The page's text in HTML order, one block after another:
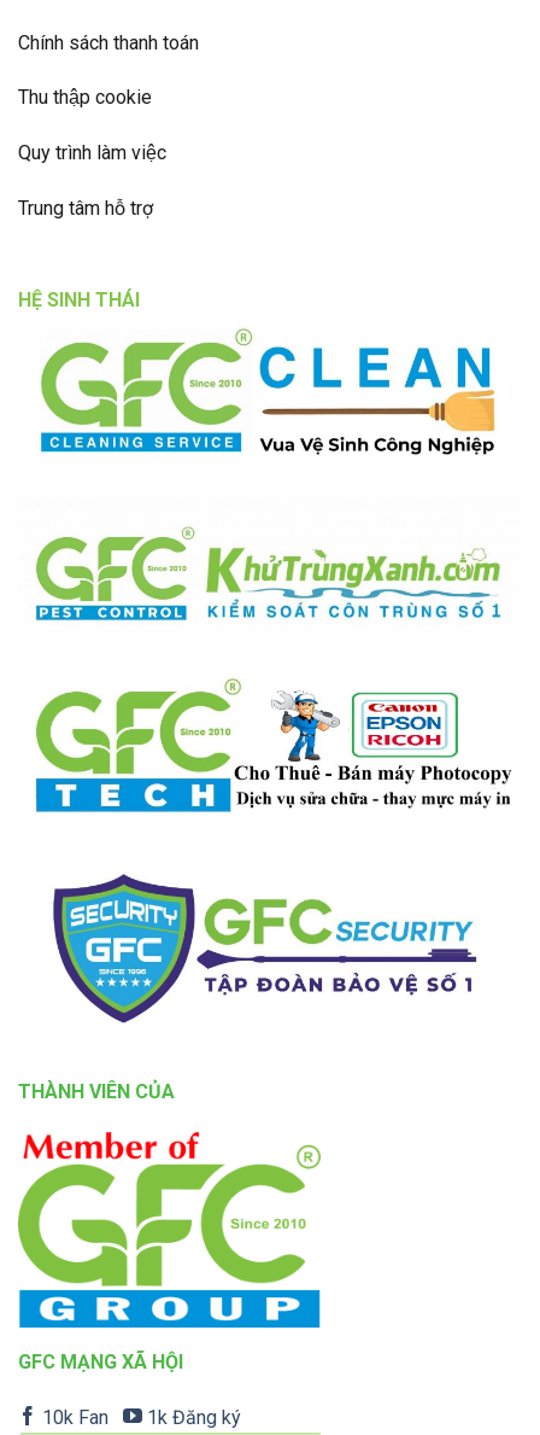
Chính sách thanh toán
Thu thập cookie
Quy trình làm việc
Trung tâm hỗ trợ
HỆ SINH THÁI
THÀNH VIÊN CỦA
GFC MẠNG XÃ HỘI
10k Fan 1k Đăng ký